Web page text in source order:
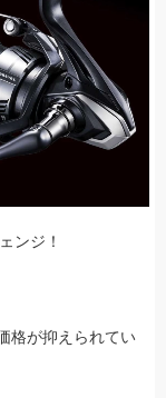
ンジ！
格が抑えられてい